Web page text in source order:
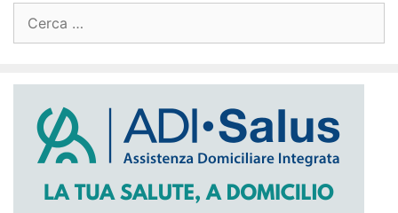
per: